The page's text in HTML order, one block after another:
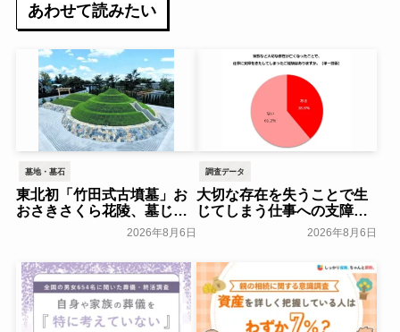
あわせて読みたい
墓地・墓石
東北初「竹田式古墳墓」お
おさきさくら花陵、墓じま
いのご負担を軽減する「墓
じまいアシストプラン」を
開始 ─ 合同永久埋葬（合祀
墓）への改葬がお二人目以
降100,000円（税込）に【株
式会社前方後円墳】～前方
後円墳～
一般公開
2026年8月6日
調査データ
大切な存在を失うことで生
じてしまう仕事への支障
「経験がある」38.8％～ビ
ースタイルグループ～
2026年8月6日